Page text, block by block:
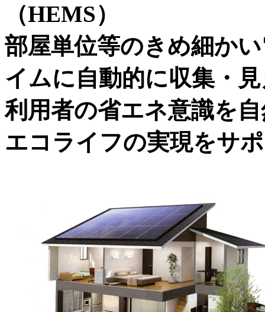
（HEMS）
部屋単位等のきめ細か
イムに自動的に収集・
利用者の省エネ意識を
エコライフの実現をサ